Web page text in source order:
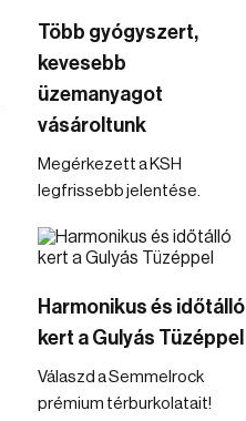
Több gyógyszert,
kevesebb
üzemanyagot
vásároltunk
Megérkezett a KSH
legfrissebb jelentése.
Harmonikus és időtálló
kert a Gulyás Tüzéppel
Válaszd a Semmelrock
prémium térburkolatait!